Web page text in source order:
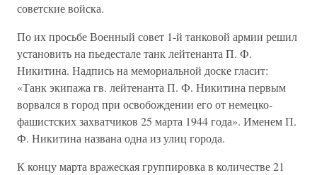
советские войска.
По их просьбе Военный совет 1-й танковой армии решил
устано­вить на пьедестале танк лейтенанта П. Ф.
Никитина. Надпись на мемориальной доске гласит:
«Танк экипажа гв. лейтенанта П. Ф. Никитина первым
ворвался в город при освобождении его от немецко-
фашистских захватчиков 25 марта 1944 года». Именем П.
Ф. Никитина названа одна из улиц города.
К концу марта вражеская группировка в количестве 21